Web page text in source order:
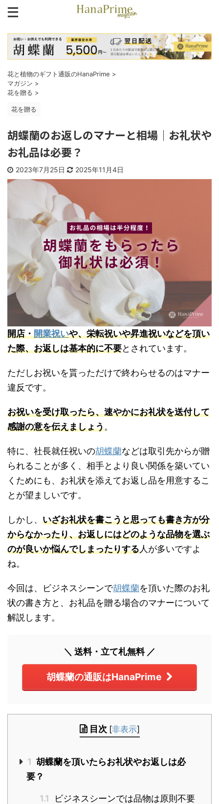
花と植物のギフト通販のHanaPrime >
マガジン >
花を贈る >
花を贈る
胡蝶蘭のお返しのマナーと相場｜お礼状や
お礼品は必要？
2023年7月25日 2025年11月4日
開店・開業祝いや、栄転祝いや昇進祝いなどを頂い
た際、お返しは基本的に不要とされています。
ただしお祝いを貰っただけで終わらせるのはマナー
違反です。
お祝いを受け取ったら、速やかにお礼状を送付して
感謝の意を伝えましょう。
特に、社長就任祝いの胡蝶蘭などは取引先からが贈
られることが多く、相手とより良い関係を築いてい
くためにも、お礼状を添えてお返し品を用意するこ
とが望ましいです。
しかし、 いざお礼状を書こうと思っても書き方が分
からなかったり、お返しにはどのような品物を選ぶ
のが良いか悩んでしまったりする人が多いですよ
ね。
今回は、ビジネスシーンで胡蝶蘭を頂いた際のお礼
状の書き方と、お礼品を贈る場合のマナーについて
解説します。
＼ 送料・立て札無料 ／
胡蝶蘭の通販はHanaPrime
目次 [非表示]
1 胡蝶蘭を頂いたらお礼状やお返しは必
要？
1.1
ビジネスシーンでは品物は原則不要